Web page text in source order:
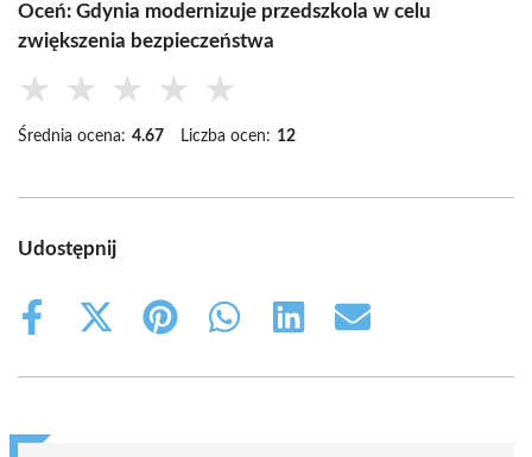
Oceń: Gdynia modernizuje przedszkola w celu
zwiększenia bezpieczeństwa
★ ★ ★ ★ ★
Średnia ocena: 4.67 Liczba ocen: 12
Udostępnij
Share
Share
(Twitter)
Share
Share
Share
Share